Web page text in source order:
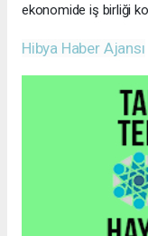
ekonomide iş birliği
Hibya Haber Ajansı